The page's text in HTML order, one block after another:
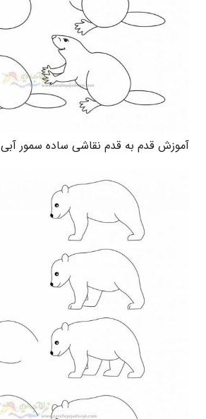
آموزش قدم به قدم نقاشی ساده سمور آبی